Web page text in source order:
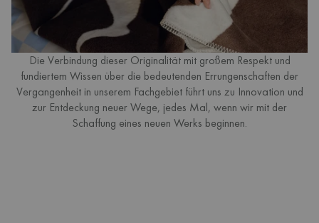
Die Verbindung dieser Originalität mit großem Respekt und
fundiertem Wissen über die bedeutenden Errungenschaften der
Vergangenheit in unserem Fachgebiet führt uns zu Innovation und
zur Entdeckung neuer Wege, jedes Mal, wenn wir mit der
Schaffung eines neuen Werks beginnen.